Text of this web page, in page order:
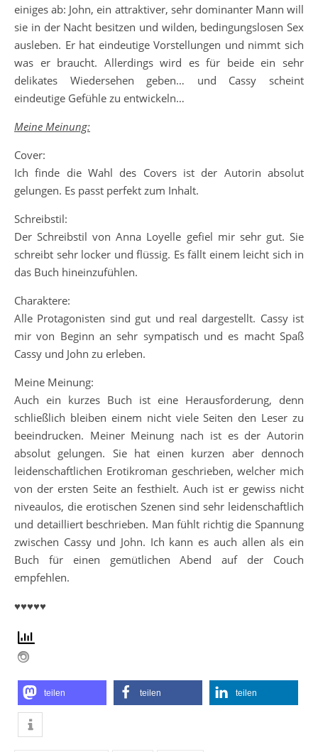
einiges ab: John, ein attraktiver, sehr dominanter Mann will
sie in der Nacht besitzen und wilden, bedingungslosen Sex
ausleben. Er hat eindeutige Vorstellungen und nimmt sich
was er braucht. Allerdings wird es für beide ein sehr
delikates Wiedersehen geben… und Cassy scheint
eindeutige Gefühle zu entwickeln…
Meine Meinung:
Cover:
Ich finde die Wahl des Covers ist der Autorin absolut
gelungen. Es passt perfekt zum Inhalt.
Schreibstil:
Der Schreibstil von Anna Loyelle gefiel mir sehr gut. Sie
schreibt sehr locker und flüssig. Es fällt einem leicht sich in
das Buch hineinzufühlen.
Charaktere:
Alle Protagonisten sind gut und real dargestellt. Cassy ist
mir von Beginn an sehr sympatisch und es macht Spaß
Cassy und John zu erleben.
Meine Meinung:
Auch ein kurzes Buch ist eine Herausforderung, denn
schließlich bleiben einem nicht viele Seiten den Leser zu
beeindrucken. Meiner Meinung nach ist es der Autorin
absolut gelungen. Sie hat einen kurzen aber dennoch
leidenschaftlichen Erotikroman geschrieben, welcher mich
von der ersten Seite an festhielt. Auch ist er gewiss nicht
niveaulos, die erotischen Szenen sind sehr leidenschaftlich
und detailliert beschrieben. Man fühlt richtig die Spannung
zwischen Cassy und John. Ich kann es auch allen als ein
Buch für einen gemütlichen Abend auf der Couch
empfehlen.
♥♥♥♥♥
teilen teilen teilen